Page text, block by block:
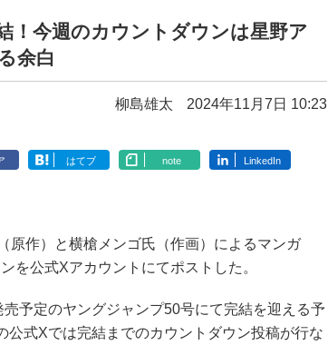
！今週のカウントダウンは星野ア
余白
柳島雄太 2024年11月7日 10:23
はてブ note LinkedIn
作）と横槍メンゴ氏（作画）によるマンガ
を公式Xアカウントにてポストした。
予定のヤングジャンプ50号にて完結を迎える予
公式Xでは完結までのカウントダウン投稿が行な